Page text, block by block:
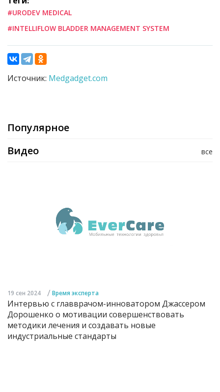
#URODEV MEDICAL
#INTELLIFLOW BLADDER MANAGEMENT SYSTEM
Источник: Medgadget.com
Популярное
все
Видео
19 сен 2024 / Время эксперта
Интервью с главврачом-инноватором Джассером
Дорошенко о мотивации совершенствовать
методики лечения и создавать новые
индустриальные стандарты